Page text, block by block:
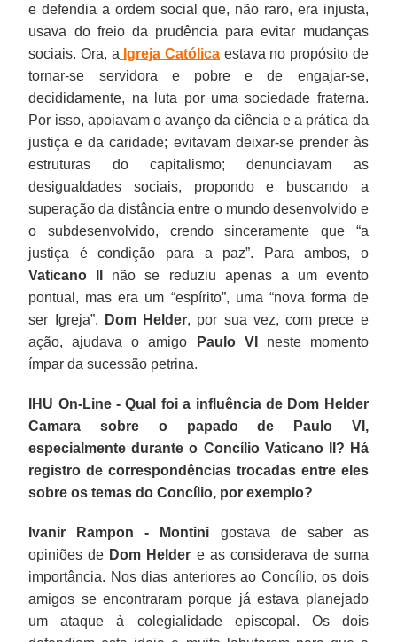
e defendia a ordem social que, não raro, era injusta,
usava do freio da prudência para evitar mudanças
sociais. Ora, a Igreja Católica estava no propósito de
tornar-se servidora e pobre e de engajar-se,
decididamente, na luta por uma sociedade fraterna.
Por isso, apoiavam o avanço da ciência e a prática da
justiça e da caridade; evitavam deixar-se prender às
estruturas do capitalismo; denunciavam as
desigualdades sociais, propondo e buscando a
superação da distância entre o mundo desenvolvido e
o subdesenvolvido, crendo sinceramente que “a
justiça é condição para a paz”. Para ambos, o
Vaticano II
não se reduziu apenas a um evento
pontual, mas era um “espírito”, uma “nova forma de
ser Igreja”.
Dom Helder, por sua vez, com prece e
ação, ajudava o amigo
Paulo VI
neste momento
ímpar da sucessão petrina.
IHU On-Line - Qual foi a influência de Dom Helder
Camara sobre o papado de Paulo VI,
especialmente durante o Concílio Vaticano II? Há
registro de correspondências trocadas entre eles
sobre os temas do Concílio, por exemplo?
Ivanir Rampon - Montini gostava de saber as
opiniões de Dom Helder e as considerava de suma
importância. Nos dias anteriores ao Concílio, os dois
amigos se encontraram porque já estava planejado
um ataque à colegialidade episcopal. Os dois